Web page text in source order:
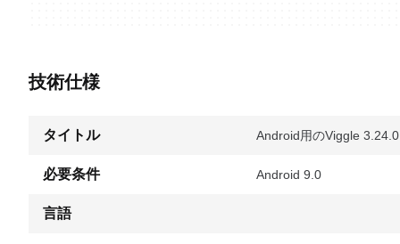
技術仕様
タイトル Android用のViggle
必要条件 Android 9.0
言語